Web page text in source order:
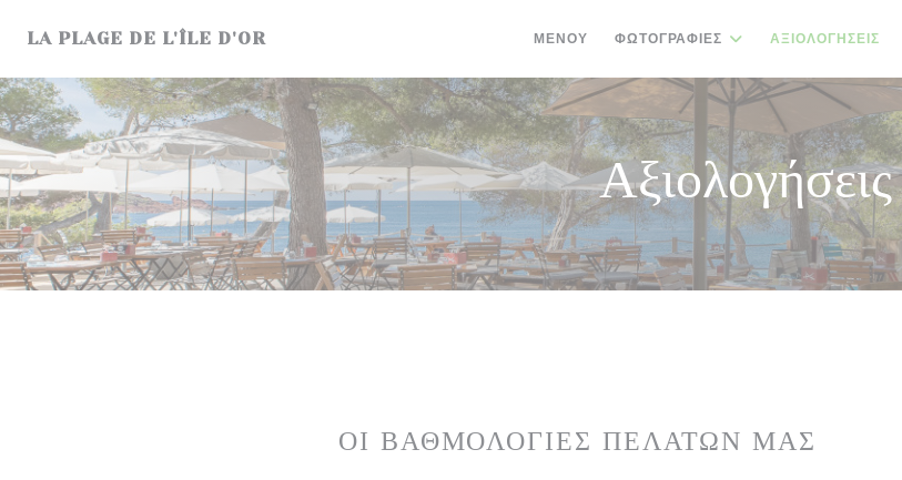
LA PLAGE DE L'ÎLE D'OR ΜΕΝΟΎ ΦΩΤΟΓΡΑΦΊΕΣ ΑΞΙΟΛΟΓΉΣΕΙΣ
Αξιολογήσεις
ΟΙ ΒΑΘΜΟΛΟΓΊΕΣ ΠΕΛΑΤΏΝ ΜΑΣ